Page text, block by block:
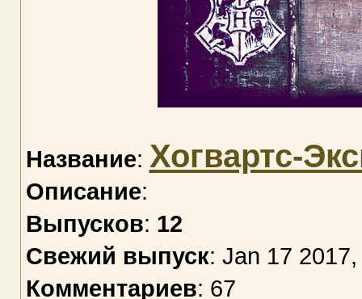
Название: Хогвартс-
Описание:
Выпусков: 12
Свежий выпуск: Jan 17
Комментариев: 67